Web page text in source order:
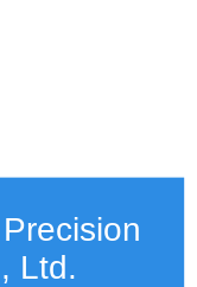
Ltd.​​​​​​​